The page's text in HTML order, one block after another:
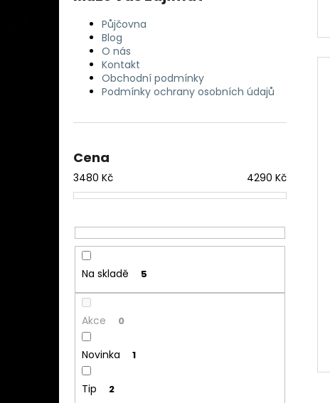
Půjčovna
Blog
O nás
Kontakt
Obchodní podmínky
Podmínky ochrany osobních údajů
Cena
3480 Kč 4290 Kč
Na skladě 5
Akce 0
Novinka 1
Tip 2